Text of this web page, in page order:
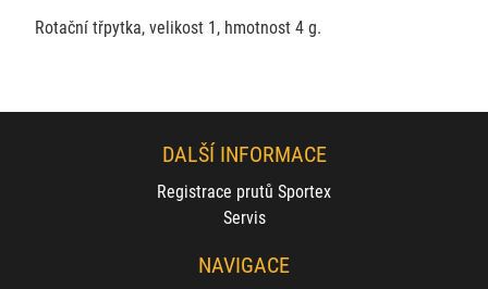
Rotační třpytka, velikost 1, hmotnost 4 g.
DALŠÍ INFORMACE
Registrace prutů Sportex
Servis
NAVIGACE